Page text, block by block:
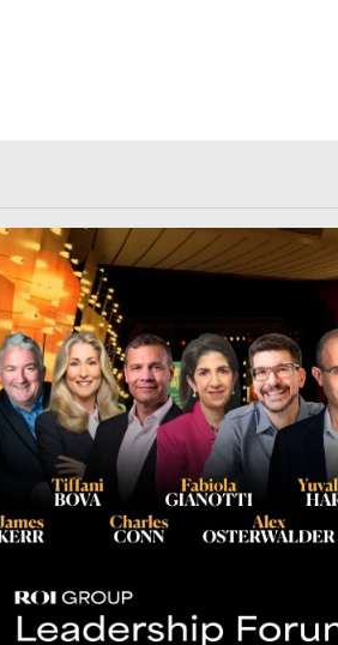
tinyurl.com/363fvfm9